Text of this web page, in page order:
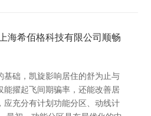
海希佰格科技有限公司顺畅
基础，凯旋影响居住的舒为止与
能擢起飞间期骗率，还能改善居
应充分有计划功能分区、动线计